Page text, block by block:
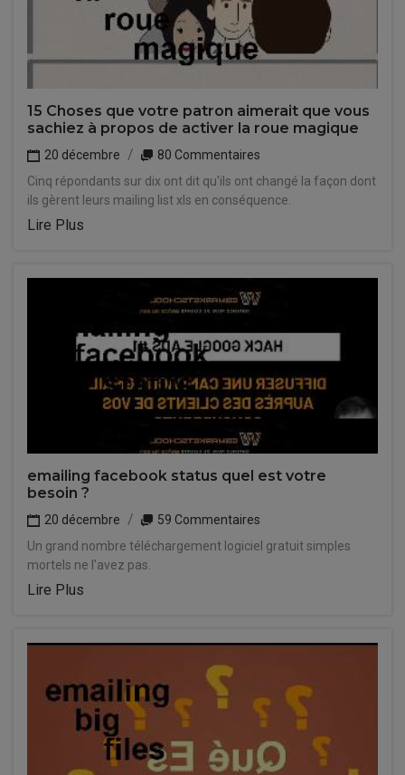
15 Choses que votre patron aimerait que vous
sachiez à propos de activer la roue magique
20 décembre
80 Commentaires
Cinq répondants sur dix ont dit qu'ils ont changé la façon dont
ils gèrent leurs mailing list xls en conséquence.
Lire Plus
emailing facebook status quel est votre
besoin ?
20 décembre
59 Commentaires
Un grand nombre téléchargement logiciel gratuit simples
mortels ne l'avez pas.
Lire Plus